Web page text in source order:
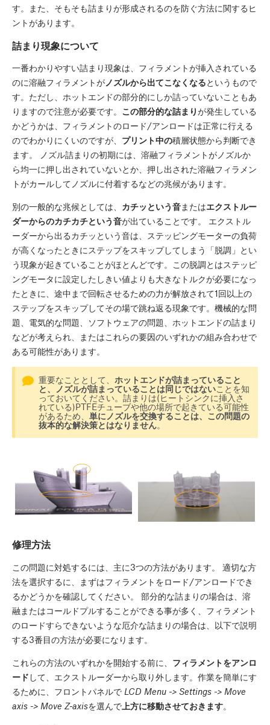
す。また、そもそも詰まりが形成されるのを防ぐ方法に関するヒ
ントがあります。
詰まり現象について
一番わかりやすい詰まり現象は、フィラメントが挿入されている
のに溶融フィラメントがノズルから出てこなくなるというもので
す。ただし、ホットエンドの部分的にしか詰っていないこともあ
りますので注意が必要です。 この部分的な詰まりが発生している
かどうかは、フィラメントのロード/アンロードは正常に行える
のでわかりにくいのですが、 プリント中の積層状態から判断でき
ます。 ノズル詰まりの初期には、溶融フィラメントがノズルか
ら均一に押し出されていないとか、押し出された溶融フィラメン
トがカールしてノズルに付着するなどの兆候があります。
別の一般的な兆候としては、 カチッという音またはエクストルー
ダーからのカチカチという音が出ていることです。 エクストル
ーダーから出るカチッという音は、ステッピングモーターの負荷
が高くなったときにステップをスキップしてしまう「脱調」とい
う現象が起きていることがほとんどです。この脱調とはステッピ
ングモータに設定したしきい値よりも大きなトルクが必要になっ
たときに、途中まで回転させるための力が解放されて1回以上の
ステップをスキップしてその場で跳ね返る現象です。機械的な問
題、電気的な問題、ソフトウェアの問題、ホットエンドの詰まり
などが考えられ、またはこれらの要因のいずれかの組み合わせで
ある可能性があります。
重要なこととして、 ホットエンドが詰まっていること
と、ノズルが詰まっていることは同じではないことを知
っておいてください。詰まりは(ヒートシンクに挿入さ
れている)PTFEチューブや他の場所で起きている可能性
があるため、 単にノズルを交換することは、この問題の
抜本的な解決策とはなりません。
修理方法
この問題に対処するには、主に3つの方法があります。 適切な方
法を選択するに、まずはフィラメントをロード/アンロードでき
るかどうかを確認してください。 部分的な詰まりの場合は、溶
融またはコールドプルすることができる事が多く、フィラメント
のロードすらできないような厄介な詰まりの場合は、以下で説明
する3番目の方法が必要になります。
これらの方法のいずれかを開始する前に、 フィラメントをアンロ
ード して、エクストルーダーから取り外します。作業を簡単にす
るために、フロントパネルで LCD Menu -> Settings -> Move
axis -> Move Z-axisを選んで 上方に移動させておきます。